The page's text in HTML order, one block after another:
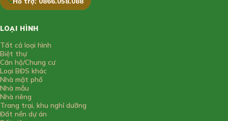
LOẠI HÌNH
Tất cả loại hình
Biệt thự
Căn hộ/Chung cư
Loại BĐS khác
Nhà mặt phố
Nhà mẫu
Nhà riêng
Trang trại, khu nghỉ dưỡng
Đất nền dự án